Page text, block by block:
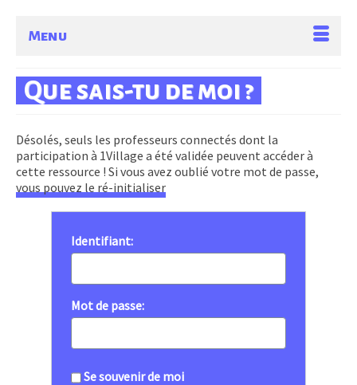
Menu
Que sais-tu de moi ?
Désolés, seuls les professeurs connectés dont la
participation à 1Village a été validée peuvent accéder à
cette ressource ! Si vous avez oublié votre mot de passe,
vous pouvez le ré-initialiser
Identifiant:
Mot de passe:
Se souvenir de moi